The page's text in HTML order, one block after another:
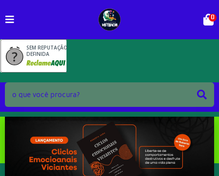
SEM REPUTAÇÃO
DEFINIDA
0